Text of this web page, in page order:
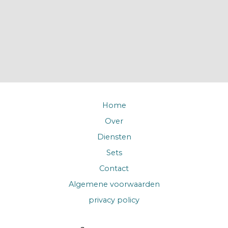
Home
Over
Diensten
Sets
Contact
Algemene voorwaarden
privacy policy